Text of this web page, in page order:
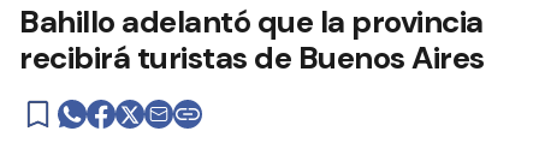
Bahillo adelantó que la provincia
recibirá turistas de Buenos Aires